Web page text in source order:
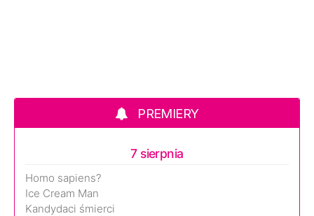
PREMIERY
7 sierpnia
Homo sapiens?
Ice Cream Man
Kandydaci śmierci